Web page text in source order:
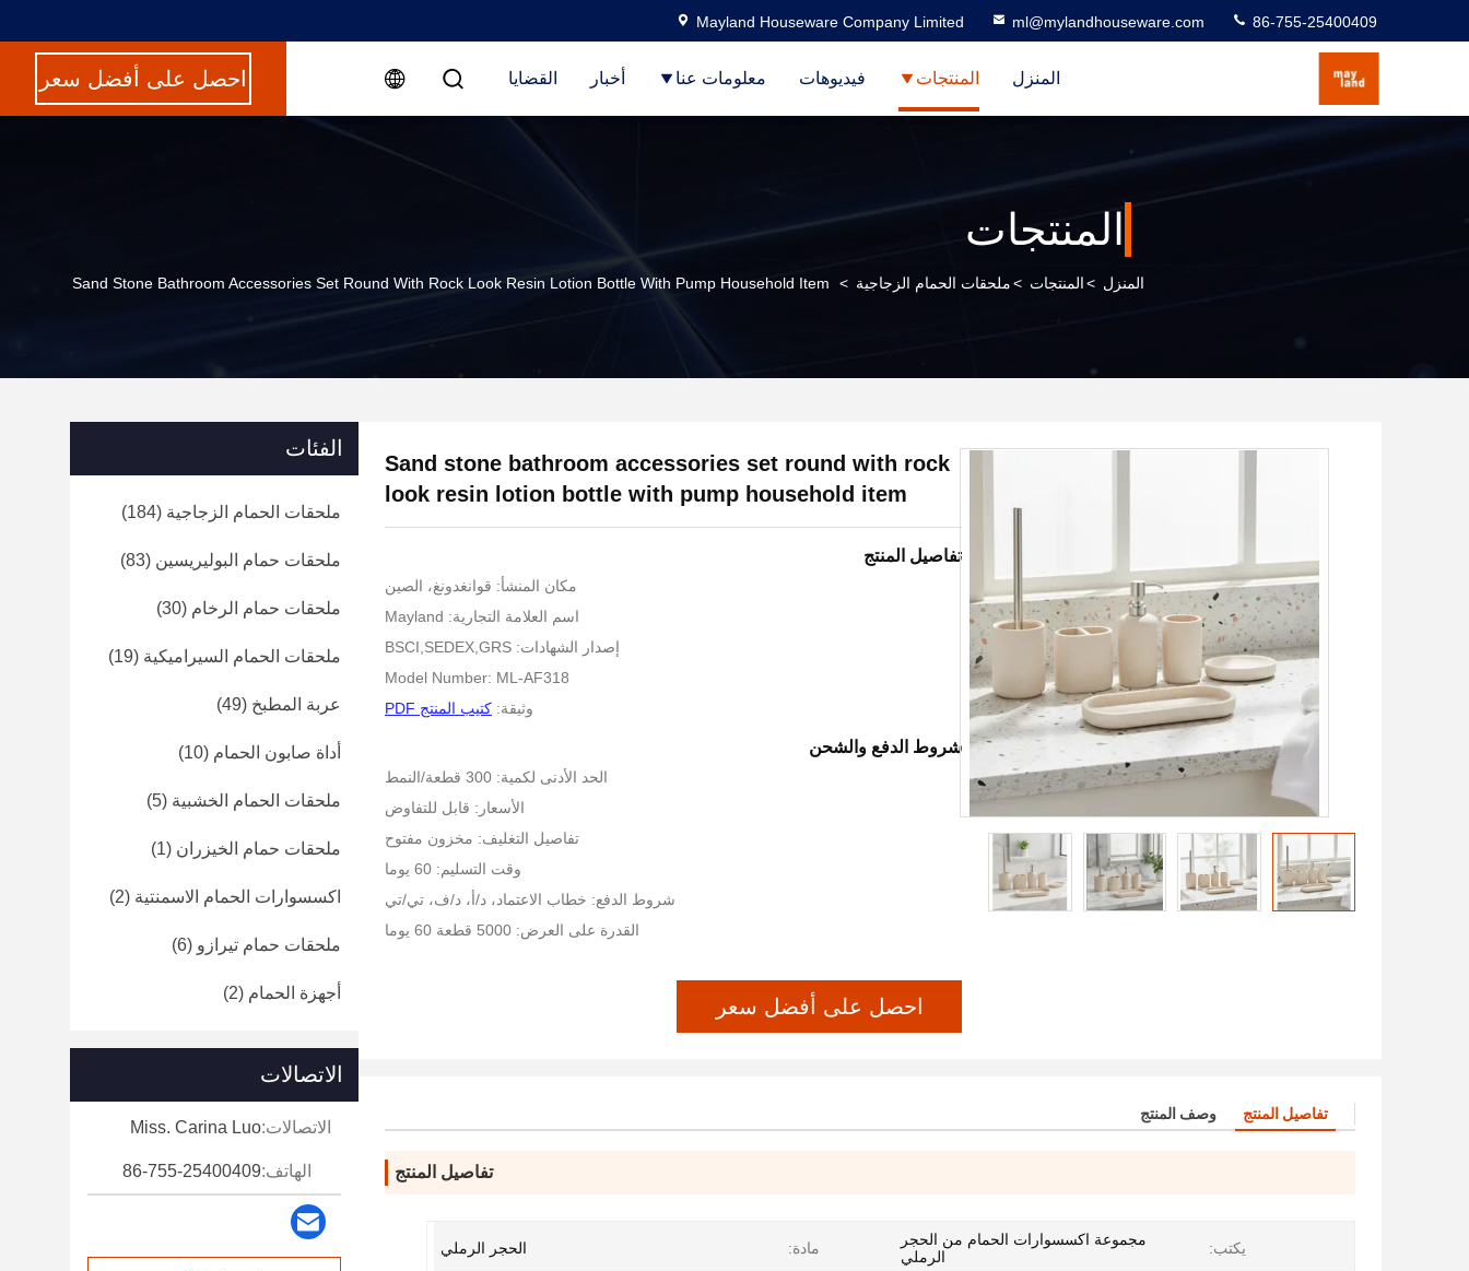
Mayland Houseware Company Limited ml@mylandhouseware.com 86-755-25400409
المنزل المنتجات فيديوهات معلومات عنا أخبار القضايا احصل على أفضل سعر
المنتجات
المنزل >المنتجات >ملحقات الحمام الزجاجية >
Sand Stone Bathroom Accessories Set Round With Rock Look Resin Lotion Bottle With Pump Household Item
Sand stone bathroom accessories set round with rock
look resin lotion bottle with pump household item
تفاصيل المنتج
مكان المنشأ: قوانغدونغ، الصين
اسم العلامة التجارية: Mayland
إصدار الشهادات: BSCI,SEDEX,GRS
Model Number: ML-AF318
وثيقة: كتيب المنتج PDF
شروط الدفع والشحن
الحد الأدنى لكمية: 300 قطعة/النمط
الأسعار: قابل للتفاوض
تفاصيل التغليف: مخزون مفتوح
وقت التسليم: 60 يوما
شروط الدفع: خطاب الاعتماد، د/أ، د/ف، تي/تي
القدرة على العرض: 5000 قطعة 60 يوما
احصل على أفضل سعر
تفاصيل المنتج وصف المنتج
تفاصيل المنتج
يكتب:
مجموعة اكسسوارات الحمام من الحجر
الرملي
مادة: الحجر الرملي
الفئات
ملحقات الحمام الزجاجية (184)
ملحقات حمام البوليريسين (83)
ملحقات حمام الرخام (30)
ملحقات الحمام السيراميكية (19)
عربة المطبخ (49)
أداة صابون الحمام (10)
ملحقات الحمام الخشبية (5)
ملحقات حمام الخيزران (1)
اكسسوارات الحمام الاسمنتية (2)
ملحقات حمام تيرازو (6)
أجهزة الحمام (2)
الاتصالات
الاتصالات:Miss. Carina Luo
الهاتف:86-755-25400409